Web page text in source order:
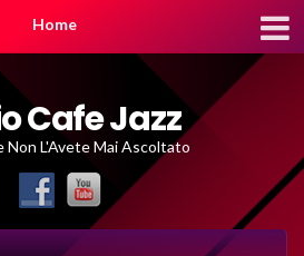
Home
Cafe Jazz
Non L'Avete Mai Ascoltato